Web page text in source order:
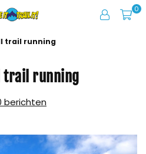
0
trail running
trail running
berichten